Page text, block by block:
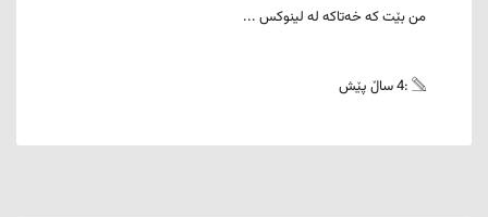
من بێت کە خەتاکە لە لینوکس ...
:4 ساڵ پێش